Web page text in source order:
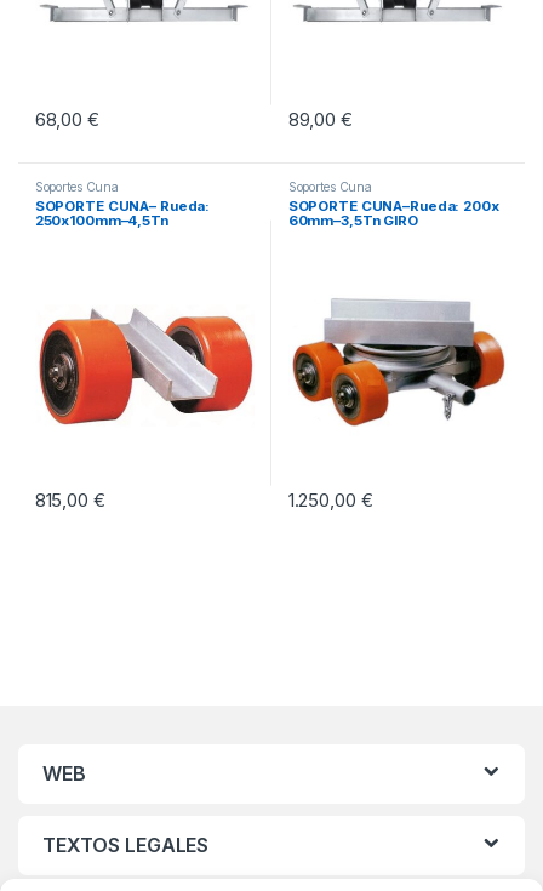
68,00 € 89,00 €
Soportes Cuna
SOPORTE CUNA– Rueda:
250x100mm–4,5Tn
815,00 €
Soportes Cuna
SOPORTE CUNA–Rueda: 200x
60mm–3,5Tn GIRO
1.250,00 €
WEB
TEXTOS LEGALES